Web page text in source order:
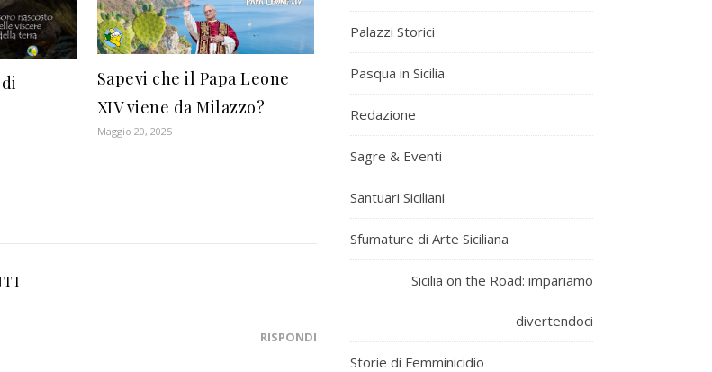
Sapevi che il Papa Leone
XIV viene da Milazzo?
Maggio 20, 2025
RISPONDI
Palazzi Storici
Pasqua in Sicilia
Redazione
Sagre & Eventi
Santuari Siciliani
Sfumature di Arte Siciliana
Sicilia on the Road: impariamo
divertendoci
Storie di Femminicidio